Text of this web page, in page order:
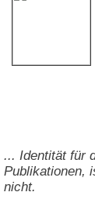
... Identität für
Publikationen,
nicht.